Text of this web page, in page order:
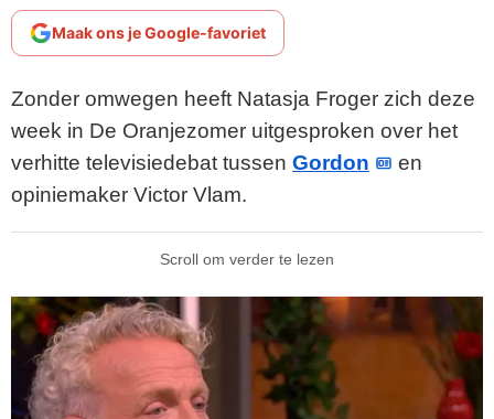
Maak ons je Google-favoriet
Zonder omwegen heeft Natasja Froger zich deze
week in De Oranjezomer uitgesproken over het
verhitte televisiedebat tussen Gordon
en
opiniemaker Victor Vlam.
Scroll om verder te lezen